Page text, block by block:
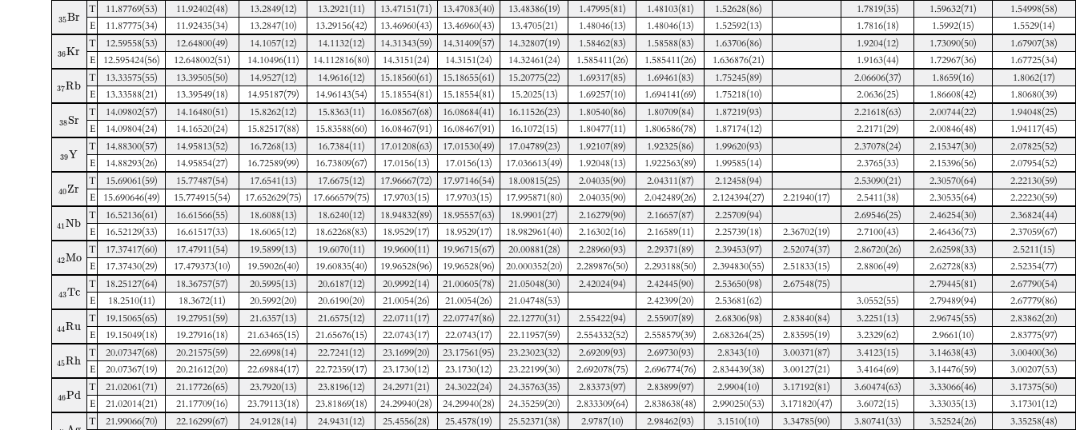
35Br
T 11.87769(53) 11.92402(48) 13.2849(12) 13.2921(11) 13.47151(71) 13.47083(40) 13.48386(19) 1.47995(81) 1.48103(81) 1.52628(86) 1.7819(35) 1.59632(71)
1.54998(58)
E
11.87775(34) 11.92435(34) 13.2847(10) 13.29156(42) 13.46960(43) 13.46960(43) 13.4705(21) 1.48046(13) 1.48046(13) 1.52592(13) 1.7816(18) 1.5992(15) 1.5529(14)
36Kr
T 12.59558(53) 12.64800(49) 14.1057(12) 14.1132(12) 14.31343(59) 14.31409(57) 14.32807(19) 1.58462(83) 1.58588(83) 1.63706(86) 1.9204(12) 1.73090(50)
1.67907(38)
E
12.595424(56) 12.648002(51) 14.10496(11) 14.112816(80) 14.3151(24) 14.3151(24) 14.32461(24) 1.585411(26) 1.585411(26) 1.636876(21) 1.9163(44) 1.72967(36) 1.67725(34)
37Rb
T 13.33575(55) 13.39505(50) 14.9527(12) 14.9616(12) 15.18560(61) 15.18655(61) 15.20775(22) 1.69317(85) 1.69461(83) 1.75245(89) 2.06606(37) 1.8659(16)
1.8062(17)
E
13.33588(21) 13.39549(18) 14.95187(79) 14.96143(54) 15.18554(81) 15.18554(81) 15.2025(13) 1.69257(10) 1.694141(69) 1.75218(10) 2.0636(25) 1.86608(42) 1.80680(39)
38Sr
T 14.09802(57) 14.16480(51) 15.8262(12) 15.8363(11) 16.08567(68) 16.08684(41) 16.11526(23) 1.80540(86) 1.80709(84) 1.87219(93) 2.21618(63) 2.00744(22)
1.94048(25)
E
14.09804(24) 14.16520(24) 15.82517(88) 15.83588(60) 16.08467(91) 16.08467(91) 16.1072(15) 1.80477(11) 1.806586(78) 1.87174(12) 2.2171(29) 2.00846(48) 1.94117(45)
39Y
T 14.88300(57) 14.95813(52) 16.7268(13) 16.7384(11) 17.01208(63) 17.01530(49) 17.04789(23) 1.92107(89) 1.92325(86) 1.99620(93) 2.37078(24) 2.15347(30)
2.07825(52)
E
14.88293(26) 14.95854(27) 16.72589(99) 16.73809(67) 17.0156(13) 17.0156(13) 17.036613(49) 1.92048(13) 1.922563(89) 1.99585(14) 2.3765(33) 2.15396(56) 2.07954(52)
40Zr
T 15.69061(59) 15.77487(54) 17.6541(13) 17.6675(12) 17.96667(72) 17.97146(54) 18.00815(25) 2.04035(90) 2.04311(87) 2.12458(94) 2.53090(21) 2.30570(64)
2.22130(59)
E
15.690646(49) 15.774915(54) 17.652629(75) 17.666579(75) 17.9703(15) 17.9703(15) 17.995871(80) 2.04035(90) 2.042489(26) 2.124394(27) 2.21940(17) 2.5411(38) 2.30535(64) 2.22230(59)
41Nb
T 16.52136(61) 16.61566(55) 18.6088(13) 18.6240(12) 18.94832(89) 18.95557(63) 18.9901(27) 2.16279(90) 2.16657(87) 2.25709(94) 2.69546(25) 2.46254(30)
2.36824(44)
E
16.52129(33) 16.61517(33) 18.6065(12) 18.62268(83) 18.9529(17) 18.9529(17) 18.982961(40) 2.16302(16) 2.16589(11) 2.25739(18) 2.36702(19) 2.7100(43) 2.46436(73) 2.37059(67)
42Mo
T 17.37417(60) 17.47911(54) 19.5899(13) 19.6070(11) 19.9600(11) 19.96715(67) 20.00881(28) 2.28960(93) 2.29371(89) 2.39453(97) 2.52074(37) 2.86720(26) 2.62598(33)
2.5211(15)
E
17.37430(29) 17.479373(10) 19.59026(40) 19.60835(40) 19.96528(96) 19.96528(96) 20.000352(20) 2.289876(50) 2.293188(50) 2.394830(55) 2.51833(15) 2.8806(49) 2.62728(83) 2.52354(77)
43Tc
T 18.25127(64) 18.36757(57) 20.5995(13) 20.6187(12) 20.9992(14) 21.00605(78) 21.05048(30) 2.42024(94) 2.42445(90) 2.53650(98) 2.67548(75) 2.79445(81)
2.67790(54)
E
18.2510(11) 18.3672(11) 20.5992(20) 20.6190(20) 21.0054(26) 21.0054(26) 21.04748(53) 2.42399(20) 2.53681(62) 3.0552(55) 2.79489(94) 2.67779(86)
44Ru
T 19.15065(65) 19.27951(59) 21.6357(13) 21.6575(12) 22.0711(17) 22.07747(86) 22.12770(31) 2.55422(94) 2.55907(89) 2.68306(98) 2.83840(84) 3.2251(13) 2.96745(55)
2.83862(20)
E
19.15049(18) 19.27916(18) 21.63465(15) 21.65676(15) 22.0743(17) 22.0743(17) 22.11957(59) 2.554332(52) 2.558579(39) 2.683264(25) 2.83595(19) 3.2329(62) 2.9661(10) 2.83775(97)
45Rh
T 20.07347(68) 20.21575(59) 22.6998(14) 22.7241(12) 23.1699(20) 23.17561(95) 23.23023(32) 2.69209(93) 2.69730(93) 2.8343(10) 3.00371(87) 3.4123(15) 3.14638(43)
3.00400(36)
E
20.07367(19) 20.21612(20) 22.69884(17) 22.72359(17) 23.1730(12) 23.1730(12) 23.22199(30) 2.692078(75) 2.696774(76) 2.834439(38) 3.00127(21) 3.4164(69) 3.14476(59) 3.00207(53)
46Pd
T 21.02061(71) 21.17726(65) 23.7920(13) 23.8196(12) 24.2971(21) 24.3022(24) 24.35763(35) 2.83373(97) 2.83899(97) 2.9904(10) 3.17192(81) 3.60474(63) 3.33066(46)
3.17375(50)
E
21.02014(21) 21.17709(16) 23.79113(18) 23.81869(18) 24.29940(28) 24.29940(28) 24.35259(20) 2.833309(64) 2.838638(48) 2.990250(53) 3.171820(47) 3.6072(15) 3.33035(13) 3.17301(12)
T 21.99066(70) 22.16299(67) 24.9128(14) 24.9431(12) 25.4556(28) 25.4578(19) 25.52371(38) 2.9787(10) 2.98462(93) 3.1510(10) 3.34785(90) 3.80741(33) 3.52524(26)
3.35258(48)